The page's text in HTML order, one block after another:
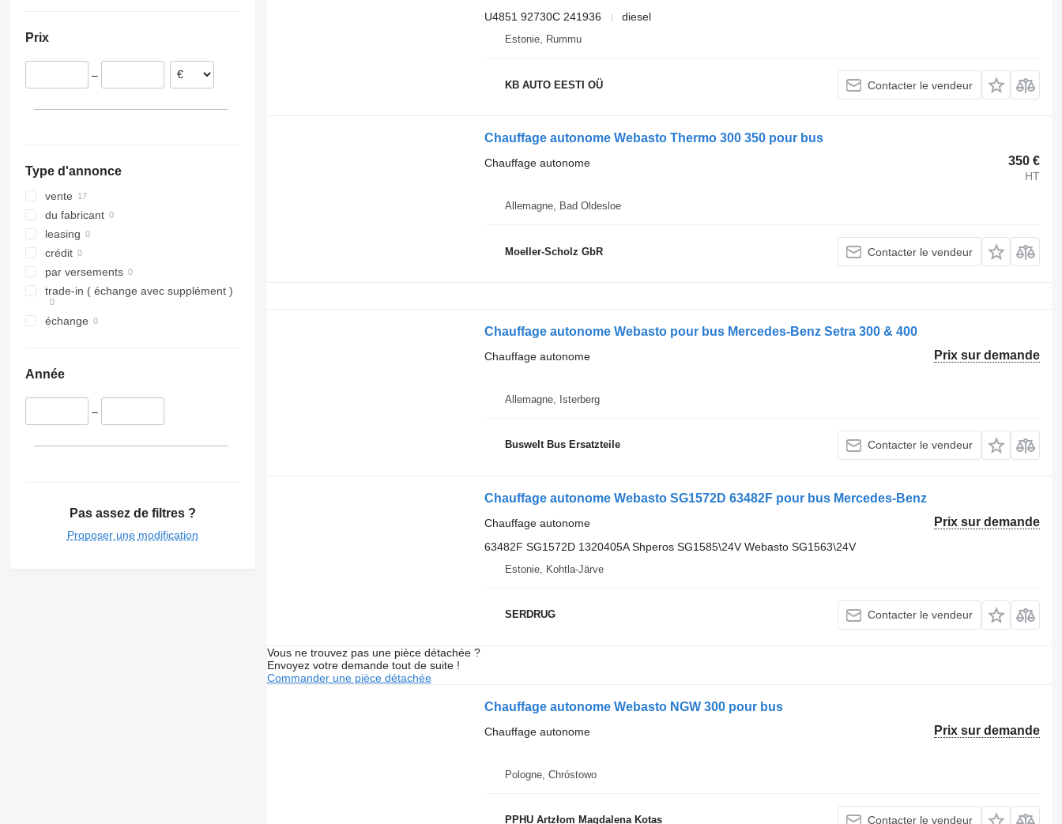
Lettonie
Prix
–
Type d'annonce
vente
du fabricant
leasing
crédit
par versements
trade-in ( échange avec supplément )
échange
Année
–
Pas assez de filtres ?
Proposer une modification
U4851 92730C 241936
diesel
Estonie, Rummu
KB AUTO EESTI OÜ Contacter le vendeur
Chauffage autonome Webasto Thermo 300 350 pour bus
350 €
HT
Chauffage autonome
Allemagne, Bad Oldesloe
Moeller-Scholz GbR Contacter le vendeur
Chauffage autonome Webasto pour bus Mercedes-Benz Setra 300 & 400
Prix sur demande
Chauffage autonome
Allemagne, Isterberg
Buswelt Bus Ersatzteile Contacter le vendeur
Chauffage autonome Webasto SG1572D 63482F pour bus Mercedes-Benz
Prix sur demande
Chauffage autonome
63482F SG1572D 1320405A Shperos SG1585\24V Webasto SG1563\24V
Estonie, Kohtla-Järve
SERDRUG Contacter le vendeur
Vous ne trouvez pas une pièce détachée ?
Envoyez votre demande tout de suite !
Commander une pièce détachée
Chauffage autonome Webasto NGW 300 pour bus
Prix sur demande
Chauffage autonome
Pologne, Chróstowo
PPHU Artzłom Magdalena Kotas Contacter le vendeur